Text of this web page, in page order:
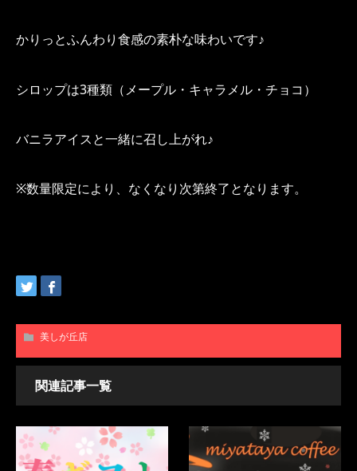
かりっとふんわり食感の素朴な味わいです♪
シロップは3種類（メープル・キャラメル・チョコ）
バニラアイスと一緒に召し上がれ♪
※数量限定により、なくなり次第終了となります。
美しが丘店
関連記事一覧